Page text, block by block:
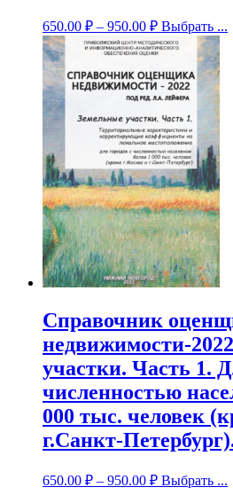
650.00 ₽ – 950.00 ₽ Выбрать ...
Справочник
недвижимости-
участки. Часть 1.
численностью
000 тыс. человек
г.Санкт-
650.00 ₽ – 950.00 ₽ Выбрать ...